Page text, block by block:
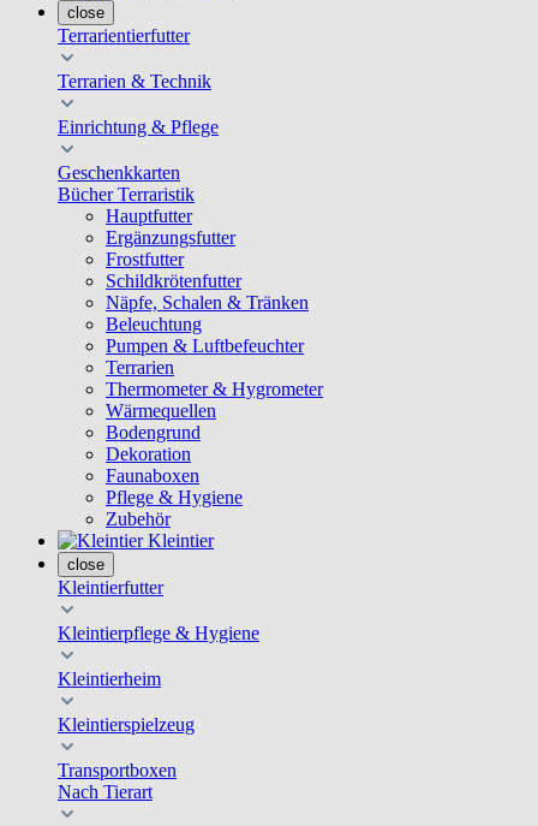
close
Terrarientierfutter
Terrarien & Technik
Einrichtung & Pflege
Geschenkkarten
Bücher Terraristik
Hauptfutter
Ergänzungsfutter
Frostfutter
Schildkrötenfutter
Näpfe, Schalen & Tränken
Beleuchtung
Pumpen & Luftbefeuchter
Terrarien
Thermometer & Hygrometer
Wärmequellen
Bodengrund
Dekoration
Faunaboxen
Pflege & Hygiene
Zubehör
Kleintier
close
Kleintierfutter
Kleintierpflege & Hygiene
Kleintierheim
Kleintierspielzeug
Transportboxen
Nach Tierart